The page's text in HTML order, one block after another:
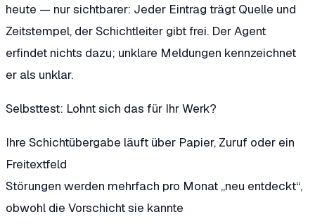
heute — nur sichtbarer: Jeder Eintrag trägt Quelle und
Zeitstempel, der Schichtleiter gibt frei. Der Agent
erfindet nichts dazu; unklare Meldungen kennzeichnet
er als unklar.
Selbsttest: Lohnt sich das für Ihr Werk?
Ihre Schichtübergabe läuft über Papier, Zuruf oder ein
Freitextfeld
Störungen werden mehrfach pro Monat „neu entdeckt“,
obwohl die Vorschicht sie kannte